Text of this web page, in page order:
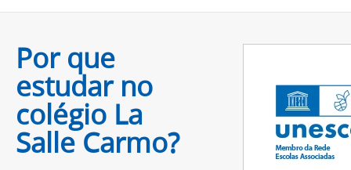
Por que
estudar no
colégio La
Salle Carmo?